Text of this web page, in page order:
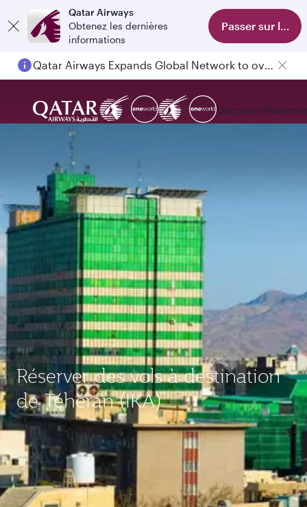
Qatar Airways
Obtenez les dernières
informations
Passer sur
Qatar Airways Expands Global Network to over 160 Destinations
Découvrir
Réserver des vols à destination
de Téhéran (IKA)